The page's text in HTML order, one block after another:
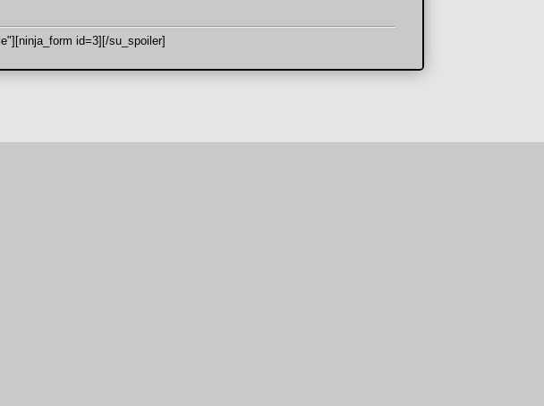
id=3][/su_spoiler]